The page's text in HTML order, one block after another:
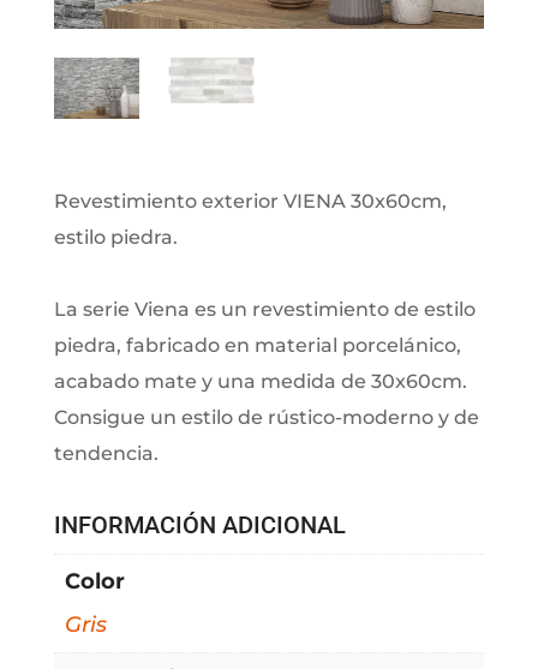
Revestimiento exterior VIENA 30x60cm,
estilo piedra.
La serie Viena es un revestimiento de estilo
piedra, fabricado en material porcelánico,
acabado mate y una medida de 30x60cm.
Consigue un estilo de rústico-moderno y de
tendencia.
INFORMACIÓN ADICIONAL
Color
Gris